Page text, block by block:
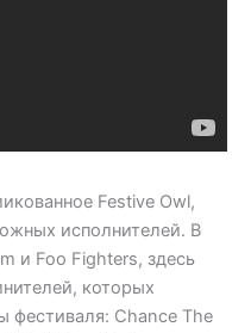
Festive Owl,
исполнителей. В
и Foo Fighters, здесь
которых
фестиваля: Chance The